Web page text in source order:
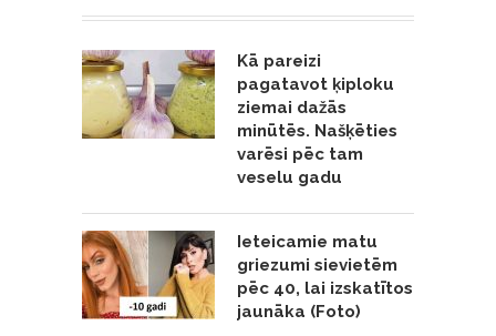
Kā pareizi
pagatavot ķiploku
ziemai dažās
minūtēs. Našķēties
varēsi pēc tam
veselu gadu
Ieteicamie matu
griezumi sievietēm
pēc 40, lai izskatītos
jaunāka (Foto)